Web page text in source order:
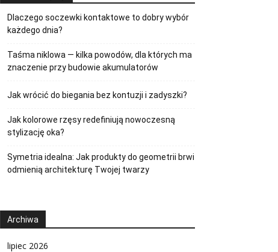
Dlaczego soczewki kontaktowe to dobry wybór
każdego dnia?
Taśma niklowa — kilka powodów, dla których ma
znaczenie przy budowie akumulatorów
Jak wrócić do biegania bez kontuzji i zadyszki?
Jak kolorowe rzęsy redefiniują nowoczesną
stylizację oka?
Symetria idealna: Jak produkty do geometrii brwi
odmienią architekturę Twojej twarzy
Archiwa
lipiec 2026